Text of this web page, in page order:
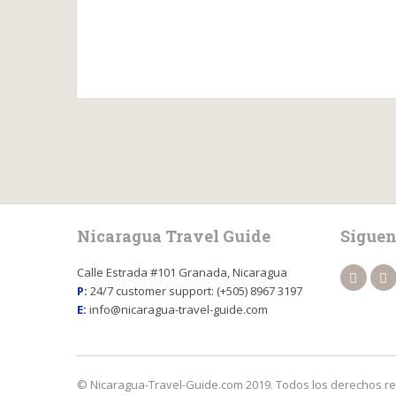
Nicaragua Travel Guide
Calle Estrada #101 Granada, Nicaragua
P: 24/7 customer support: (+505) 8967 3197
E: info@nicaragua-travel-guide.com
© Nicaragua-Travel-Guide.com 2019. Todos los derechos